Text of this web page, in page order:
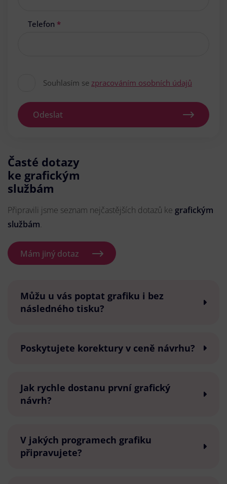
Telefon *
Souhlasím se zpracováním osobních údajů
Odeslat
Časté dotazy
ke grafickým
službám
Připravili jsme seznam nejčastějších dotazů ke grafickým
službám.
Mám jiný dotaz
Můžu u vás poptat grafiku i bez
následného tisku?
Poskytujete korektury v ceně návrhu?
Jak rychle dostanu první grafický
návrh?
V jakých programech grafiku
připravujete?